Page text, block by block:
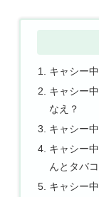
キャシー
キャシー
なえ？
キャシー
キャシー
んとタバ
キャシー